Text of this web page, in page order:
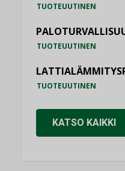
TUOTEUUTINEN
TUOTEUUTINEN
TUOTEUUTINEN
KATSO KAIKKI